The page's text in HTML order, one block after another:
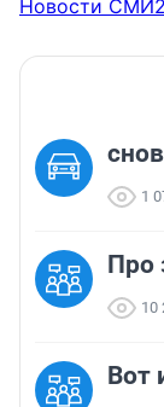
Новости СМИ2
1
Про
10
Вот